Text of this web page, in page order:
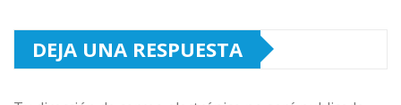
DEJA UNA RESPUESTA